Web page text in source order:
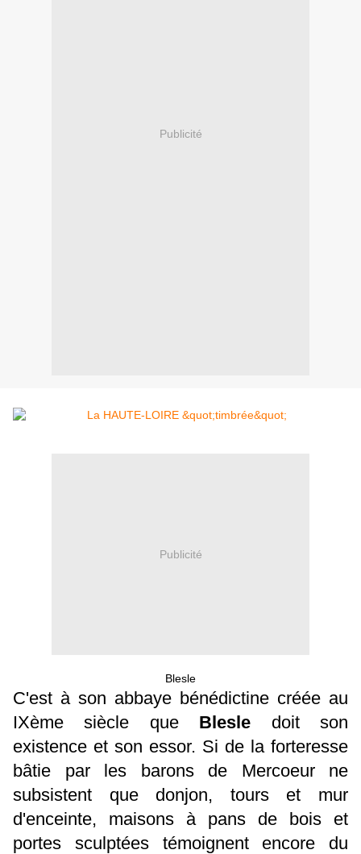
Publicité
Publicité
Blesle
C'est à son abbaye bénédictine créée au
IXème siècle que Blesle doit son
existence et son essor. Si de la forteresse
bâtie par les barons de Mercoeur ne
subsistent que donjon, tours et mur
d'enceinte, maisons à pans de bois et
portes sculptées témoignent encore du